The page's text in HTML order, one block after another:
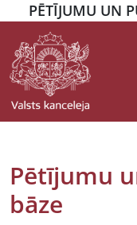
PĒTĪJUMU UN
Pētījumu
bāze